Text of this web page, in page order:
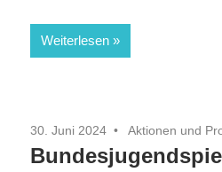
Weiterlesen
30. Juni 2024 Aktionen und